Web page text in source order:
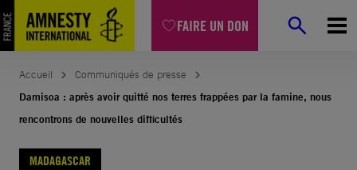
FAIRE UN DON
Aller
au
contenu
Accueil
Communiqués de presse
Damisoa : après avoir quitté nos terres frappées par la famine, nous
rencontrons de nouvelles difficultés
MADAGASCAR